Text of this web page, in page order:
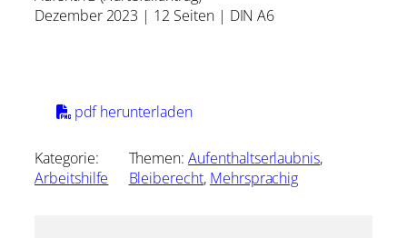
Dezember 2023 | 12 Seiten | DIN A6
pdf herunterladen
Kategorie:
Arbeitshilfe
Themen:Aufenthaltserlaubnis
Bleiberecht, Mehrsprachig